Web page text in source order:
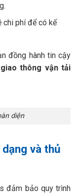
chi phí để có kế
đồng hành tin cậy
giao thông vận tải
diện
và thủ
đảm bảo quy trình